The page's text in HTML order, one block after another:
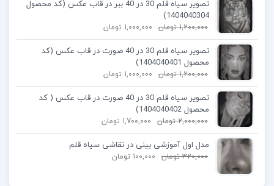
تصویر سیاه قلم 30 در 40 ببر در قاب عکس (کد محصول
1404040304)
1,200,000 تومان 1,000,000 تومان
تصویر سیاه قلم 30 در 40 صورت در قاب عکس (کد
محصول 1404040401)
1,200,000 تومان 1,000,000 تومان
تصویر سیاه قلم 30 در 40 صورت در قاب عکس ( کد
محصول 1404040402)
2,000,000 تومان 1,700,000 تومان
مدل اول آموزشی بینی در نقاشی سیاه قلم
320,000 تومان 100,000 تومان